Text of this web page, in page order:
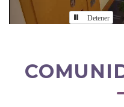
Detener
Comunidad